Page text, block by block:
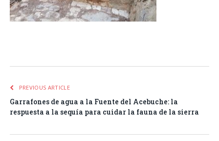
PREVIOUS ARTICLE
Garrafones de agua a la Fuente del Acebuche: la
respuesta a la sequía para cuidar la fauna de la sierra